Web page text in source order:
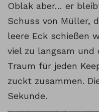
Oblak aber… er
Schuss von Müller,
leere Eck schießen
viel zu langsam und
Traum für jeden
zuckt zusammen.
Sekunde.